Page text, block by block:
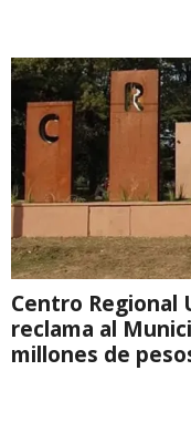
Centro Regional
reclama al
millones de